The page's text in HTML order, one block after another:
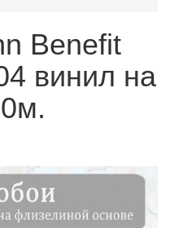
Benefit
винил на